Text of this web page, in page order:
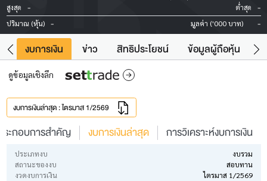
สูงสุด
- ต่ำสุด -
ปริมาณ (หุ้น) - มูลค่า ('000 บาท) -
งบการเงิน ข่าว สิทธิประโยชน์ ข้อมูลผู้ถือหุ้น
ดูข้อมูลเชิงลึก
งบการเงินล่าสุด : ไตรมาส 1/2569
ะกอบการสำคัญ งบการเงินล่าสุด การวิเคราะห์งบการเงิน
ประเภทงบ
งบรวม
สถานะของงบ
สอบทาน
งวดงบการเงิน
ไตรมาส 1/2569